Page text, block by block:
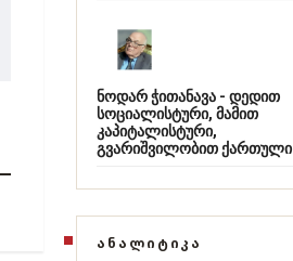
ნოდარ ჭითანავა - დედით
სოციალისტური, მამით
კაპიტალისტური,
გვარიშვილობით ქართული
ᲐᲜᲐᲚᲘᲢᲘᲙᲐ